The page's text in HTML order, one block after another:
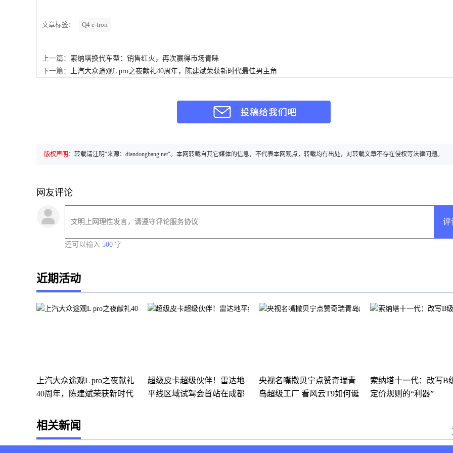
文章标签： Q4 e-tron
上一篇： 索纳塔换代车型：销售红火，再次赢得市场青睐
下一篇：
上汽大众途观L pro之夜献礼40周年，陈建斌荣获新时代最佳男主角
版权声明： 转载请注明"来源：diandongbang.net"。本网转载自其它媒体的信息，不代表本网观点，转载均有出处，对转载文章不存在侵权等法律问题。
网友评论
还可以输入 500 字
评
近期活动
上汽大众途观L pro之夜献礼
40周年，陈建斌荣获新时代
超级皮卡超级伙伴！雷达地
平线区域试驾会首站在成都
央视名嘴撒贝宁点赞奇瑞青
岛超级工厂 看风云T9如何诞
索纳塔十一代：改写B
定价规则的“利器”
相关新闻